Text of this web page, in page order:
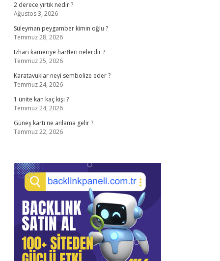
2 derece yırtık nedir ?
Ağustos 3, 2026
Süleyman peygamber kimin oğlu ?
Temmuz 28, 2026
Izharı kameriye harfleri nelerdir ?
Temmuz 25, 2026
Karatavuklar neyi sembolize eder ?
Temmuz 24, 2026
1 ünite kan kaç kişi ?
Temmuz 24, 2026
Güneş kartı ne anlama gelir ?
Temmuz 22, 2026